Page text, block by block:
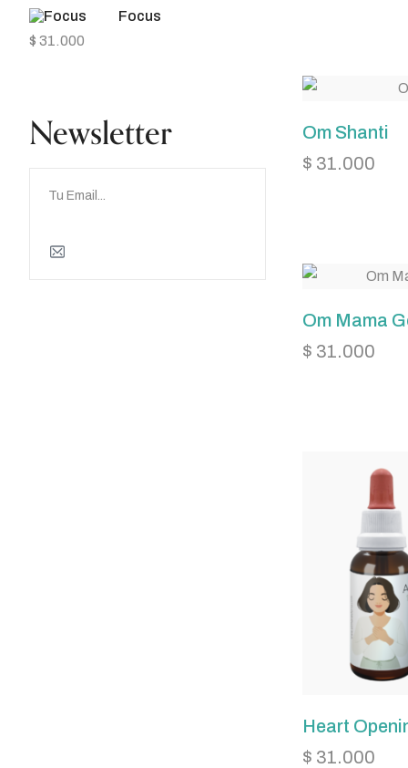
Focus
$ 31.000
Newsletter
Om Shanti
$ 31.000
Om Mama
$ 31.000
Heart
$ 31.000